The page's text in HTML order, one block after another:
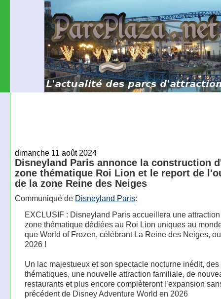
dimanche 11 août 2024
Disneyland Paris annonce la construction
zone thématique Roi Lion et le report de
de la zone Reine des Neiges
Communiqué de Disneyland Paris:
EXCLUSIF : Disneyland Paris accueillera une
zone thématique dédiées au Roi Lion uniques au
que World of Frozen, célébrant La Reine des Neiges,
2026 !
Un lac majestueux et son spectacle nocturne inédit,
thématiques, une nouvelle attraction familiale, de
restaurants et plus encore complèteront l’expansion
précédent de Disney Adventure World en 2026